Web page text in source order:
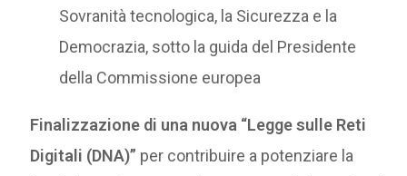
Sovranità tecnologica, la Sicurezza e la
Democrazia, sotto la guida del Presidente
della Commissione europea
Finalizzazione di una nuova “Legge sulle Reti
Digitali (DNA)” per contribuire a potenziare la